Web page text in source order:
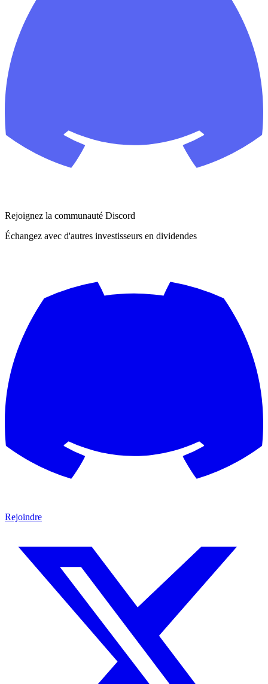
Rejoignez la communauté Discord
Échangez avec d'autres investisseurs en dividendes
Rejoindre